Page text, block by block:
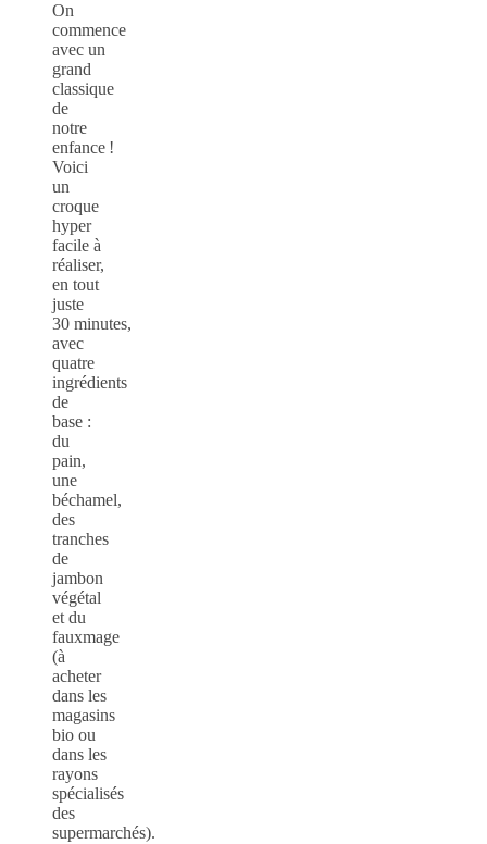
On
commence
avec un
grand
classique
de
notre
enfance !
Voici
un
croque
hyper
facile à
réaliser,
en tout
juste
30 minutes,
avec
quatre
ingrédients
de
base :
du
pain,
une
béchamel,
des
tranches
de
jambon
végétal
et du
fauxmage
(à
acheter
dans les
magasins
bio ou
dans les
rayons
spécialisés
des
supermarchés).